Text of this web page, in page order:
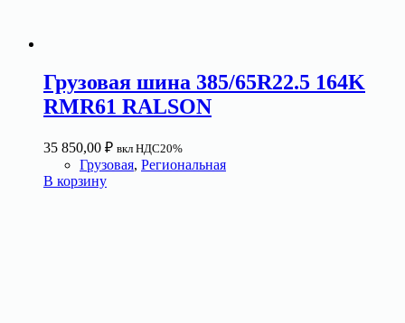
Грузовая шина 385/65R22.5 164K
RMR61 RALSON
35 850,00 ₽ вкл НДС20%
Грузовая, Региональная
В корзину